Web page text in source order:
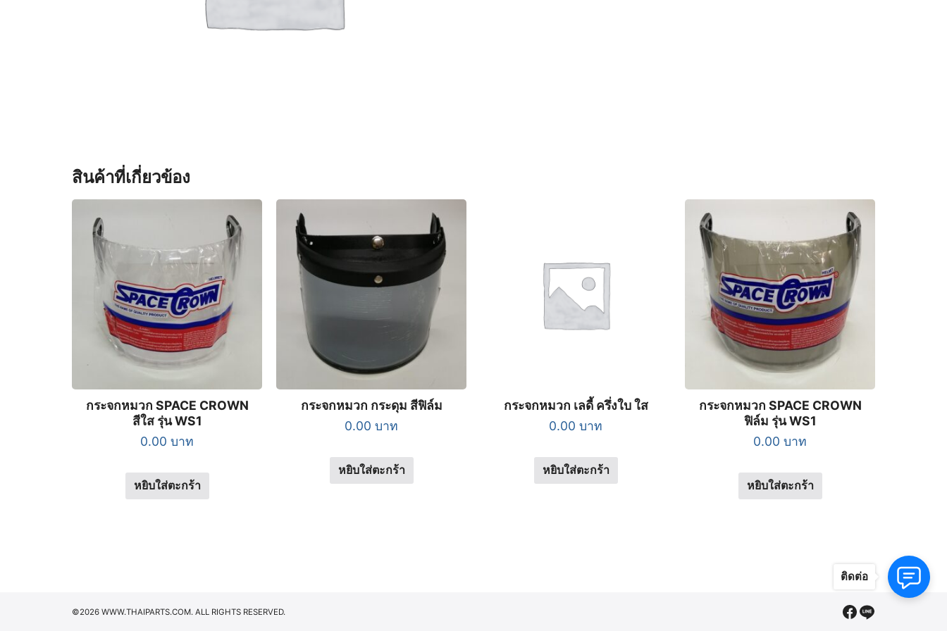
สินค้าที่เกี่ยวข้อง
กระจกหมวก SPACE CROWN
สีใส รุ่น WS1
0.00 บาท
หยิบใส่ตะกร้า
กระจกหมวก กระดุม สีฟิล์ม
0.00 บาท
หยิบใส่ตะกร้า
กระจกหมวก เลดี้ ครึ่งใบ ใส
0.00 บาท
หยิบใส่ตะกร้า
กระจกหมวก SPACE CROWN
ฟิล์ม รุ่น WS1
0.00 บาท
หยิบใส่ตะกร้า
©2026 WWW.THAIPARTS.COM. ALL RIGHTS RESERVED.
ติดต่อ